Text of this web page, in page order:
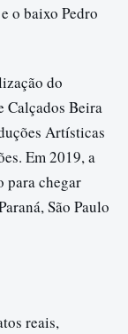
o baixo Pedro
do
Calçados Beira
Artísticas
Em 2019, a
para chegar
São Paulo
reais,